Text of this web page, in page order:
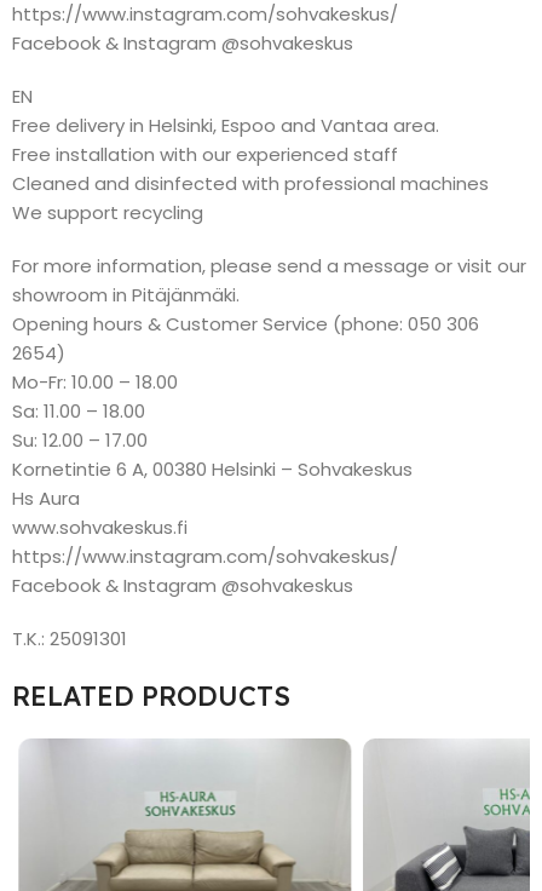
https://www.instagram.com/sohvakeskus/
Facebook & Instagram @sohvakeskus
EN
Free delivery in Helsinki, Espoo and Vantaa area.
Free installation with our experienced staff
Cleaned and disinfected with professional machines
We support recycling
For more information, please send a message or visit our
showroom in Pitäjänmäki.
Opening hours & Customer Service (phone: 050 306
2654)
Mo-Fr: 10.00 – 18.00
Sa: 11.00 – 18.00
Su: 12.00 – 17.00
Kornetintie 6 A, 00380 Helsinki – Sohvakeskus
Hs Aura
www.sohvakeskus.fi
https://www.instagram.com/sohvakeskus/
Facebook & Instagram @sohvakeskus
T.K.: 25091301
RELATED PRODUCTS